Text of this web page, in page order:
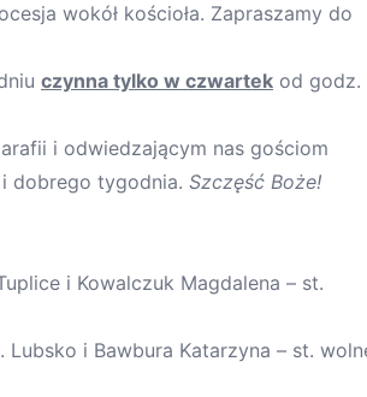
wokół kościoła. Zapraszamy do
czynna tylko w czwartek od godz.
i odwiedzającym nas gościom
i dobrego tygodnia. Szczęść Boże!
i Kowalczuk Magdalena – st.
Lubsko i Bawbura Katarzyna – st.